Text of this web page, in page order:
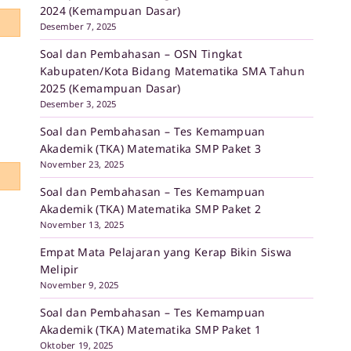
2024 (Kemampuan Dasar)
Desember 7, 2025
Soal dan Pembahasan – OSN Tingkat
Kabupaten/Kota Bidang Matematika SMA Tahun
2025 (Kemampuan Dasar)
Desember 3, 2025
Soal dan Pembahasan – Tes Kemampuan
Akademik (TKA) Matematika SMP Paket 3
November 23, 2025
Soal dan Pembahasan – Tes Kemampuan
Akademik (TKA) Matematika SMP Paket 2
November 13, 2025
Empat Mata Pelajaran yang Kerap Bikin Siswa
Melipir
November 9, 2025
Soal dan Pembahasan – Tes Kemampuan
Akademik (TKA) Matematika SMP Paket 1
Oktober 19, 2025